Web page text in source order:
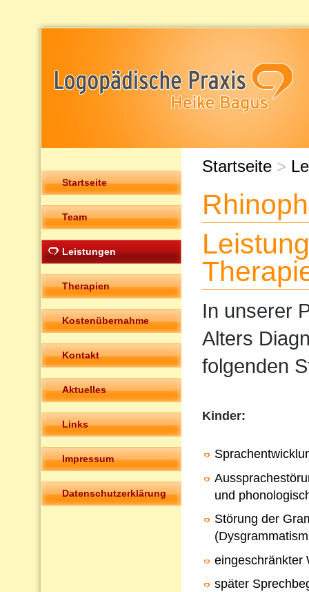
Startseite
Team
Leistungen
Therapien
Kostenübernahme
Kontakt
Aktuelles
Links
Impressum
Datenschutzerklärung
Startseite >
In unserer
Alters
folgenden
Kinder:
und
Störung der
eingeschränkter
später